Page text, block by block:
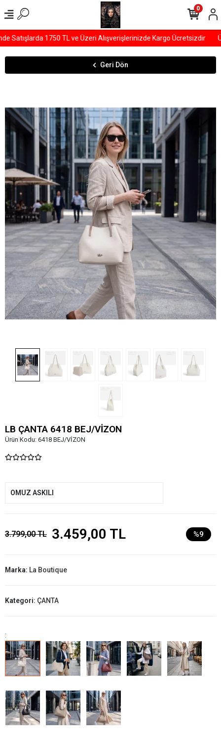
1750 TL ve Üzeri Alışverişlerinizde Kargo Ücretsizdir
0
Geri Dön
LB ÇANTA 6418 BEJ/VİZON
Ürün Kodu: 6418 BEJ/VİZON
OMUZ ASKILI
3.799,00 TL 3.459,00 TL %9
Marka: La Boutique
Kategori: ÇANTA
: